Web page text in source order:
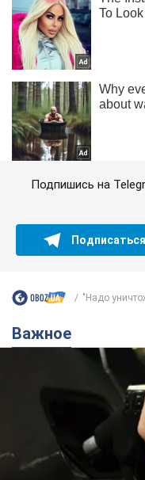
Подпишись на
Подписаться
"Надо
Важное